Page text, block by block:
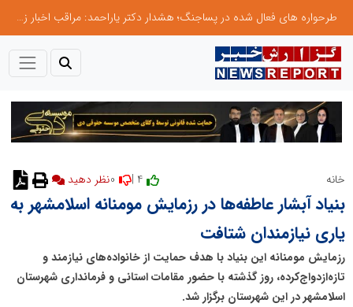
طرحواره های فعال شده در پساجنگ؛ هشدار دکتر یاراحمد: مراقب اخبار زرد و واکنش های هیجانی باشید
خانه نظر دهید
بنیاد آبشار عاطفه‌ها در رزمایش مومنانه اسلامشهر به
یاری نیازمندان شتافت
رزمایش مومنانه این بنیاد با هدف حمایت از خانواده‌های نیازمند و
تازه‌ازدواج‌کرده، روز گذشته با حضور مقامات استانی و فرمانداری شهرستان
اسلامشهر در این شهرستان برگزار شد.